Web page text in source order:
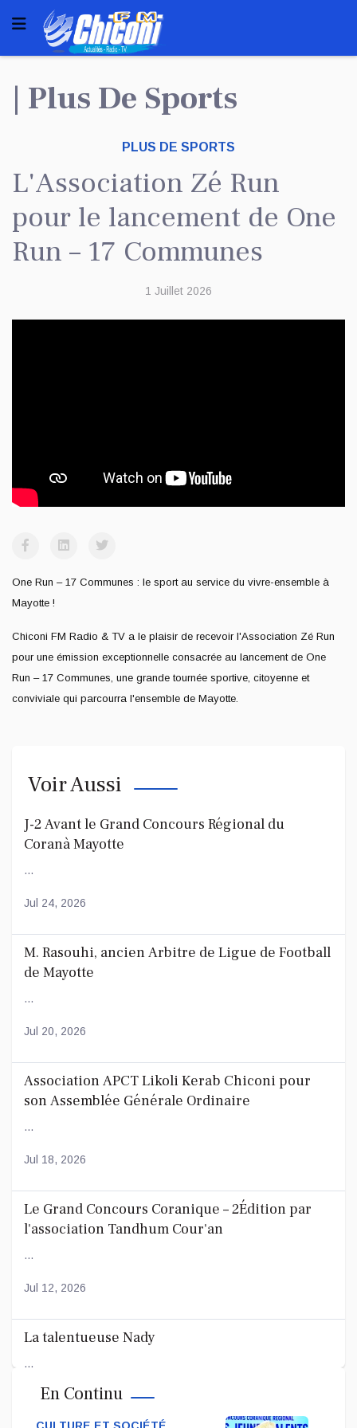
| Plus De Sports
PLUS DE SPORTS
L'Association Zé Run
pour le lancement de One
Run – 17 Communes
1 Juillet 2026
One Run – 17 Communes : le sport au service du vivre-ensemble à
Mayotte !
Chiconi FM Radio & TV a le plaisir de recevoir l'Association Zé Run
pour une émission exceptionnelle consacrée au lancement de One
Run – 17 Communes, une grande tournée sportive, citoyenne et
conviviale qui parcourra l'ensemble de Mayotte.
Voir Aussi
J-2 Avant le Grand Concours Régional du
Coranà Mayotte
...
Jul 24, 2026
M. Rasouhi, ancien Arbitre de Ligue de Football
de Mayotte
...
Jul 20, 2026
Association APCT Likoli Kerab Chiconi pour
son Assemblée Générale Ordinaire
...
Jul 18, 2026
Le Grand Concours Coranique – 2Édition par
l'association Tandhum Cour'an
...
Jul 12, 2026
La talentueuse Nady
...
Jul 11, 2026
En Continu